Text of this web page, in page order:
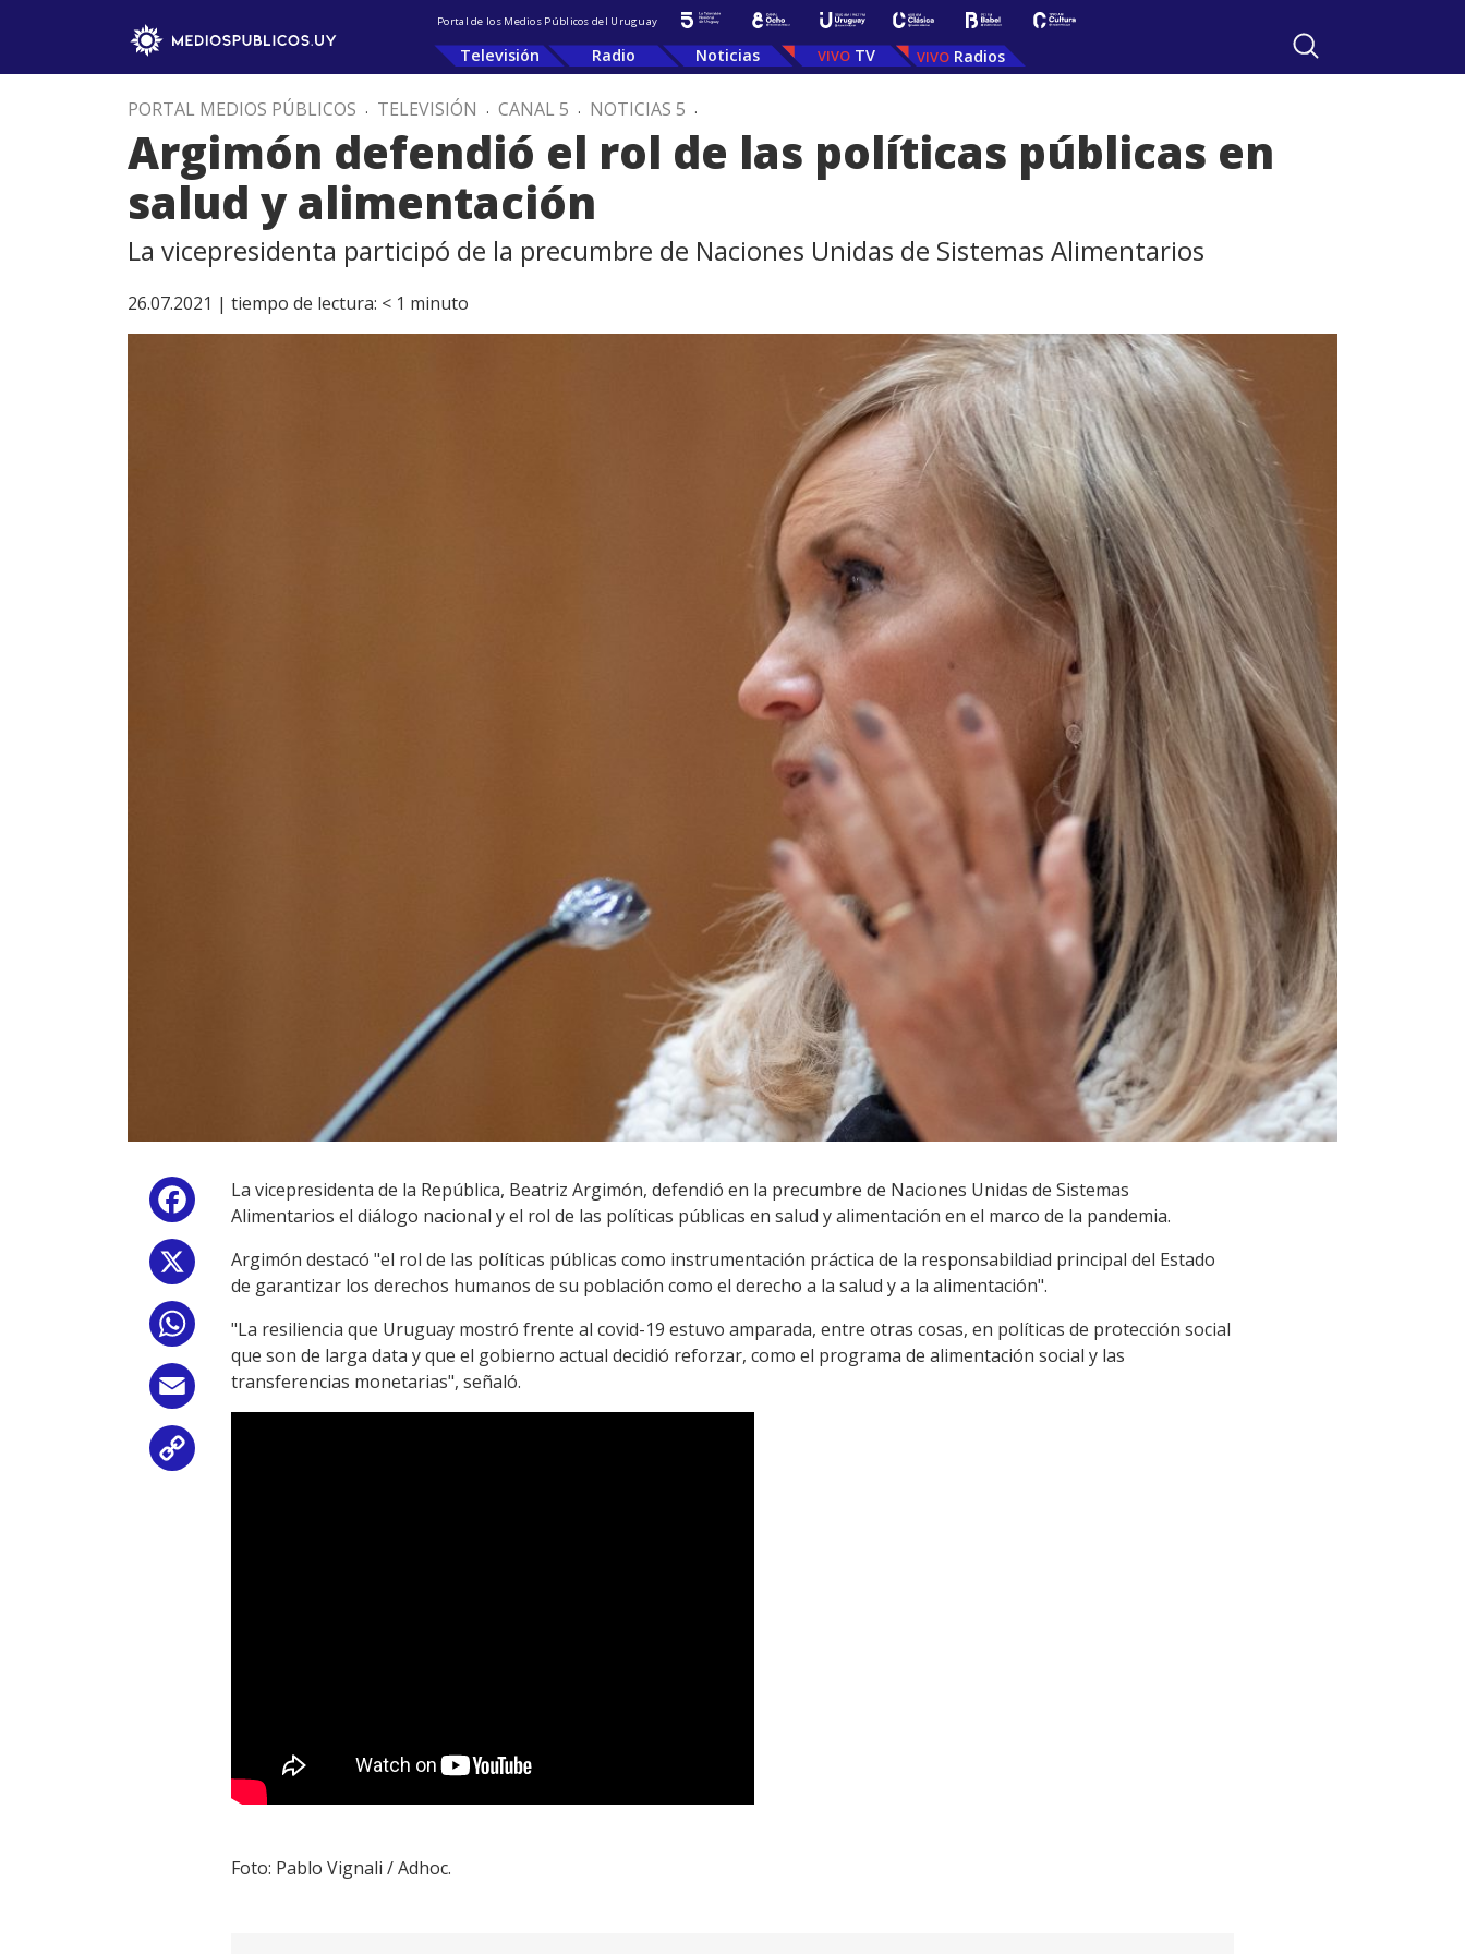
Portal de los Medios Públicos del Uruguay
Televisión Radio Noticias TV Radios
PORTAL MEDIOS PÚBLICOS . TELEVISIÓN . CANAL 5 . NOTICIAS 5 .
Argimón defendió el rol de las políticas públicas en
salud y alimentación
La vicepresidenta participó de la precumbre de Naciones Unidas de Sistemas Alimentarios
26.07.2021 | tiempo de lectura: < 1 minuto
Facebook
WhatsApp
Email
La vicepresidenta de la República, Beatriz Argimón, defendió en la precumbre de Naciones Unidas de Sistemas
Alimentarios el diálogo nacional y el rol de las políticas públicas en salud y alimentación en el marco de la pandemia.
Argimón destacó "el rol de las políticas públicas como instrumentación práctica de la responsabildiad principal del Estado
de garantizar los derechos humanos de su población como el derecho a la salud y a la alimentación".
"La resiliencia que Uruguay mostró frente al covid-19 estuvo amparada, entre otras cosas, en políticas de protección social
que son de larga data y que el gobierno actual decidió reforzar, como el programa de alimentación social y las
transferencias monetarias", señaló.
Foto: Pablo Vignali / Adhoc.